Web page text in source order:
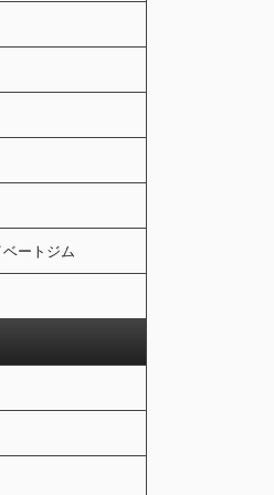
ートジム